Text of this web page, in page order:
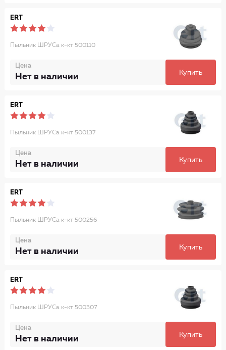
ERT
Пыльник ШРУСа к-кт 500110
Цена
Нет в наличии Купить
ERT
Пыльник ШРУСа к-кт 500137
Цена
Нет в наличии Купить
ERT
Пыльник ШРУСа к-кт 500256
Цена
Нет в наличии Купить
ERT
Пыльник ШРУСа к-кт 500307
Цена
Нет в наличии Купить